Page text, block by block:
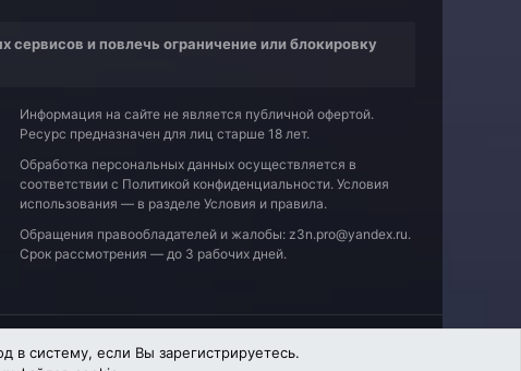
сервисов и повлечь ограничение или блокировку
Информация на сайте не является публичной офертой.
Ресурс предназначен для лиц старше 18 лет.
Обработка персональных данных осуществляется в
соответствии с Политикой конфиденциальности. Условия
использования — в разделе Условия и правила.
Обращения правообладателей и жалобы: z3n.pro@yandex.ru.
Срок рассмотрения — до 3 рабочих дней.
Политика конфиденциальности Помощь
в систему, если Вы зарегистрируетесь.